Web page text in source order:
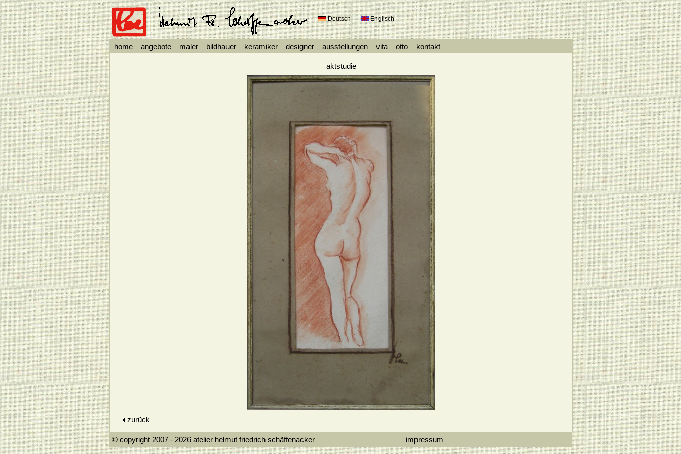
Englisch
Deutsch
home angebote maler bildhauer keramiker designer ausstellungen vita otto kontakt
aktstudie
zurück
© copyright 2007 - 2026 atelier helmut friedrich schäffenacker impressum